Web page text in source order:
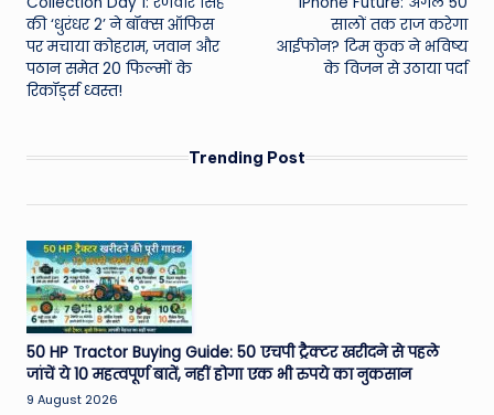
की ‘धुरंधर 2’ ने बॉक्स ऑफिस
पर मचाया कोहराम, जवान और
पठान समेत 20 फिल्मों के
रिकॉर्ड्स ध्वस्त!
सालों तक राज करेगा
आईफोन? टिम कुक ने भविष्य
के विजन से उठाया पर्दा
Trending Post
50 HP Tractor Buying Guide: 50 एचपी ट्रैक्टर खरीदने से पहले
जांचें ये 10 महत्वपूर्ण बातें, नहीं होगा एक भी रुपये का नुकसान
9 August 2026